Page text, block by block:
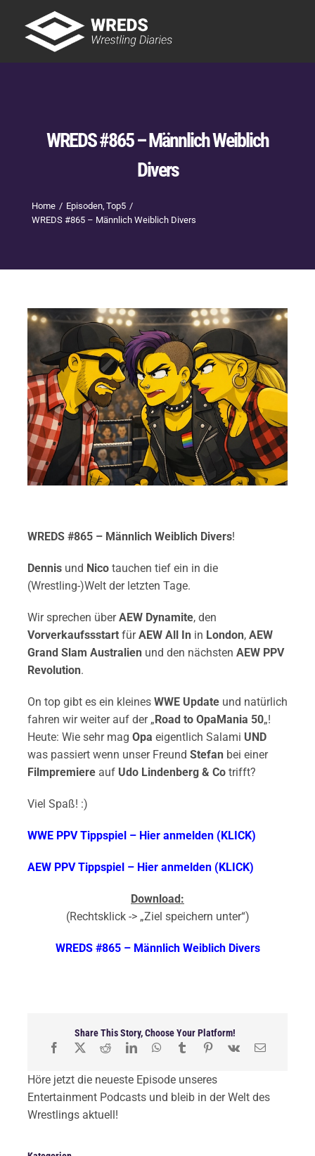
content
WREDS #865 – Männlich Weiblich
Divers
Home Episoden Top5
WREDS #865 – Männlich Weiblich Divers
WREDS #865 – Männlich Weiblich Divers!
Dennis und Nico tauchen tief ein in die
(Wrestling-)Welt der letzten Tage.
Wir sprechen überAEW Dynamite, den
VorverkaufssstartfürAEW All In in London, AEW
Grand Slam Australien und den nächsten AEW PPV
Revolution.
On top gibt es ein kleines WWE Updateund natürlich
fahren wir weiter auf der „Road to OpaMania 50„!
Heute: Wie sehr mag Opa eigentlich Salami UND
was passiert wenn unser Freund Stefan bei einer
Filmpremiere aufUdo Lindenberg & Co trifft?
Viel Spaß! :)
WWE PPV Tippspiel – Hier anmelden (KLICK)
AEW PPV Tippspiel – Hier anmelden (KLICK)
Download:
(Rechtsklick -> „Ziel speichern unter“)
WREDS #865 – Männlich Weiblich Divers
Share This Story, Choose Your Platform!
Höre jetzt die neueste Episode unseres
Entertainment Podcasts und bleib in der Welt des
Wrestlings aktuell!